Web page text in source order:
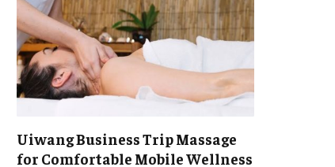
Uiwang Business Trip Massage
for Comfortable Mobile Wellness